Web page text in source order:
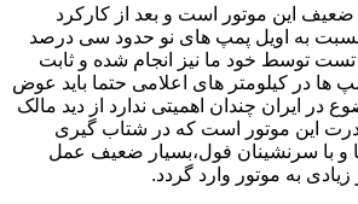
این موتور است و بعد از کارکرد
000 الی 100/000 نسبت به اویل پمپ های نو حدود سی درصد
تست توسط خود ما نیز انجام شده و ثابت
ها در کیلومتر های اعلامی حتما باید عوض
در ایران چندان اهمیتی ندارد از دید مالک
این موتور است که در شتاب گیری
و با سرنشینان فول،بسیار ضعیف عمل
به موتور وارد گردد.